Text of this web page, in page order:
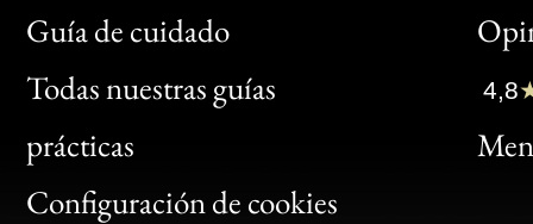
Guía de cuidado
Todas nuestras guías
prácticas
Configuración de cookies
Bon
Clic
Bon
4,8